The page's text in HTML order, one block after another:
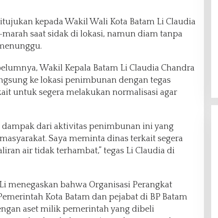
kepada Wakil Wali Kota Batam Li Claudia
saat sidak di lokasi, namun diam tanpa
Wakil Kepala Batam Li Claudia Chandra
ke lokasi penimbunan dengan tegas
untuk segera melakukan normalisasi agar
dampak dari aktivitas penimbunan ini yang
Saya meminta dinas terkait segera
air tidak terhambat,” tegas Li Claudia di
menegaskan bahwa Organisasi Perangkat
Kota Batam dan pejabat di BP Batam
aset milik pemerintah yang dibeli
Atas Kemenangan
Diza, MPC Pemuda
Siap Kawal Sampai
Politik | 11 Desember 2024
Ditangkap Lagi, 1 Orang
Lakukan Serangan Fajar
Dukung Airin
Di Headline, Politik | 27 November 2024